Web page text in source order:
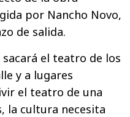
por Nancho Novo,
de salida.
el teatro de los
y a lugares
el teatro de una
la cultura necesita